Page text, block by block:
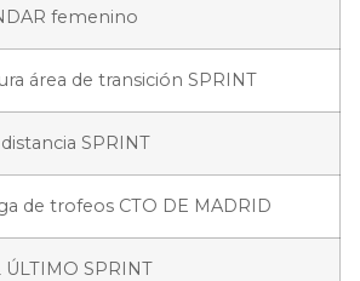
femenino
área de transición SPRINT
SPRINT
de trofeos CTO DE MADRID
ÚLTIMO SPRINT